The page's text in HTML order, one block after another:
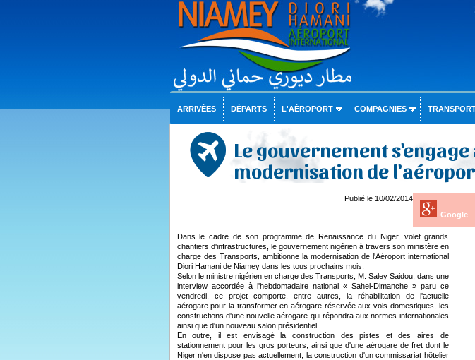
ARRIVÉES DÉPARTS L'AÉROPORT COMPAGNIES
Le gouvernement s'engage
modernisation de
Google
Publié le 10/02/2014
Dans le cadre de son programme de Renaissance du Niger, volet grands
chantiers d'infrastructures, le gouvernement nigérien à travers son ministère en
charge des Transports, ambitionne la modernisation de l'Aéroport international
Diori Hamani de Niamey dans les tous prochains mois.
Selon le ministre nigérien en charge des Transports, M. Saley Saidou, dans une
interview accordée à l'hebdomadaire national « Sahel-Dimanche » paru ce
vendredi, ce projet comporte, entre autres, la réhabilitation de l'actuelle
aérogare pour la transformer en aérogare réservée aux vols domestiques, les
constructions d'une nouvelle aérogare qui répondra aux normes internationales
ainsi que d'un nouveau salon présidentiel.
En outre, il est envisagé la construction des pistes et des aires de
stationnement pour les gros porteurs, ainsi que d'une aérogare de fret dont le
Niger n'en dispose pas actuellement, la construction d'un commissariat hôtelier